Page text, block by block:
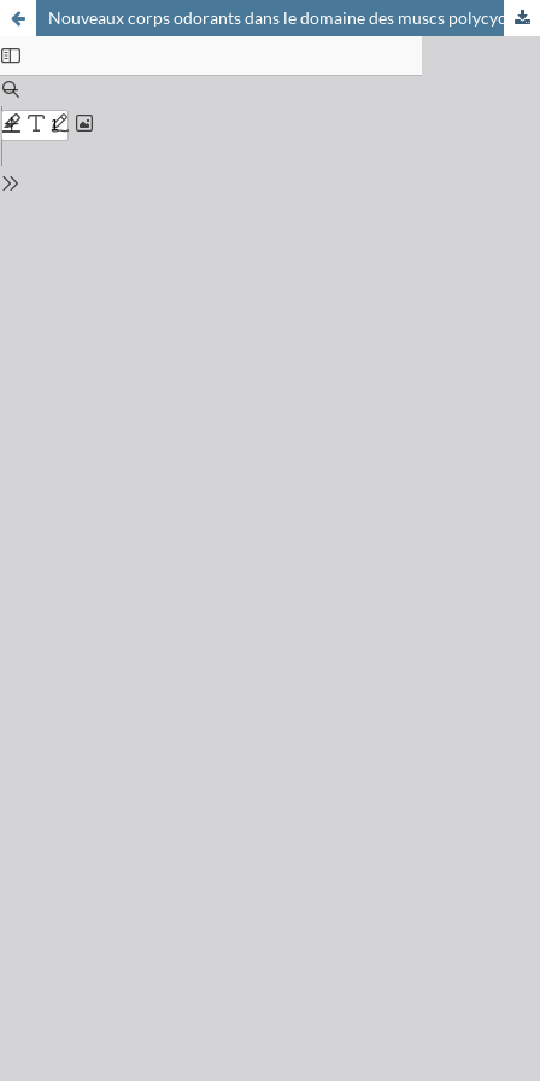
Nouveaux corps odorants dans le domaine des muscs polycycliques